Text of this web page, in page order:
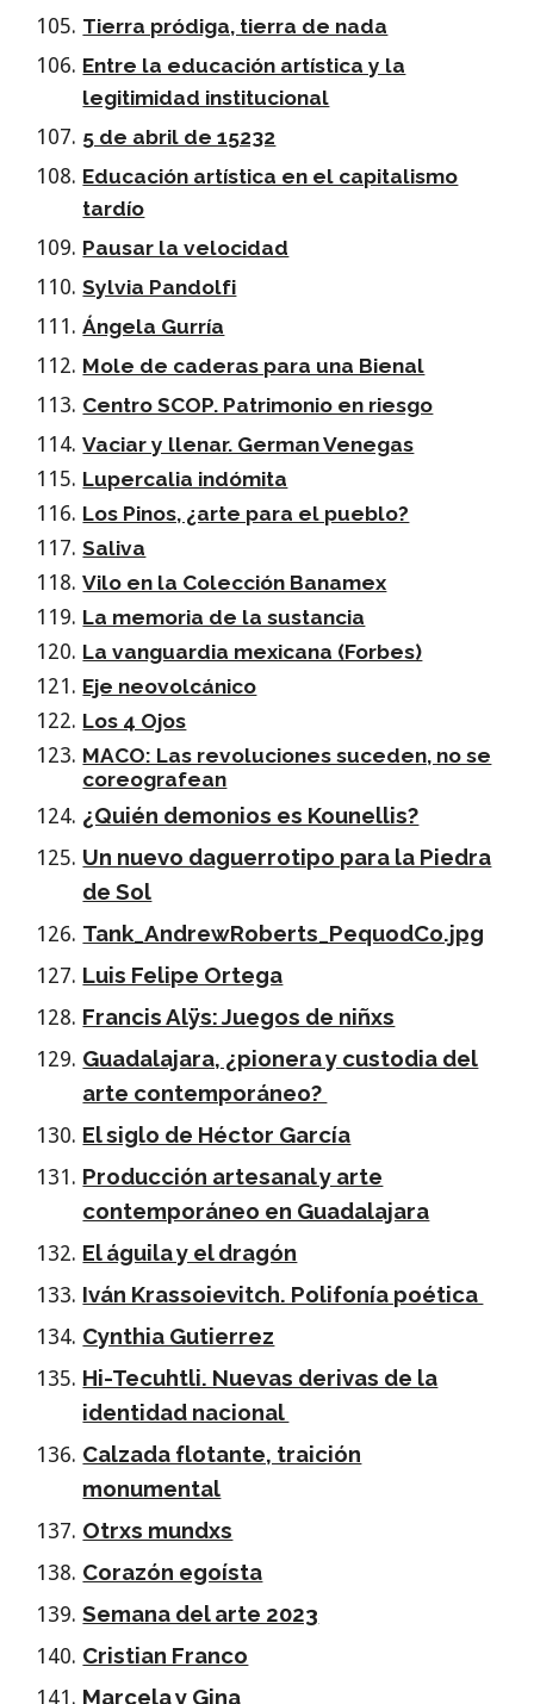
Tierra pródiga, tierra de nada
Entre la educación artística y la
legitimidad institucional
5 de abril de 15232
Educación artística en el capitalismo
tardío
Pausar la velocidad
Sylvia Pandolfi
Ángela Gurría
Mole de caderas para una Bienal
Centro SCOP. Patrimonio en riesgo
Vaciar y llenar. German Venegas
Lupercalia indómita
Los Pinos, ¿arte para el pueblo?
Saliva
Vilo en la Colección Banamex
La memoria de la sustancia
La vanguardia mexicana (Forbes)
Eje neovolcánico
Los 4 Ojos
MACO: Las revoluciones suceden, no se
coreografean
¿Quién demonios es Kounellis?
Un nuevo daguerrotipo para la Piedra
de Sol
Tank_AndrewRoberts_PequodCo.jpg
Luis Felipe Ortega
Francis Alÿs: Juegos de niñxs
Guadalajara, ¿pionera y custodia del
arte contemporáneo?
El siglo de Héctor García
Producción artesanal y arte
contemporáneo en Guadalajara
El águila y el dragón
Iván Krassoievitch. Polifonía poética
Cynthia Gutierrez
Hi-Tecuhtli. Nuevas derivas de la
identidad nacional
Calzada flotante, traición
monumental
Otrxs mundxs
Corazón egoísta
Semana del arte 2023
Cristian Franco
Marcela y Gina